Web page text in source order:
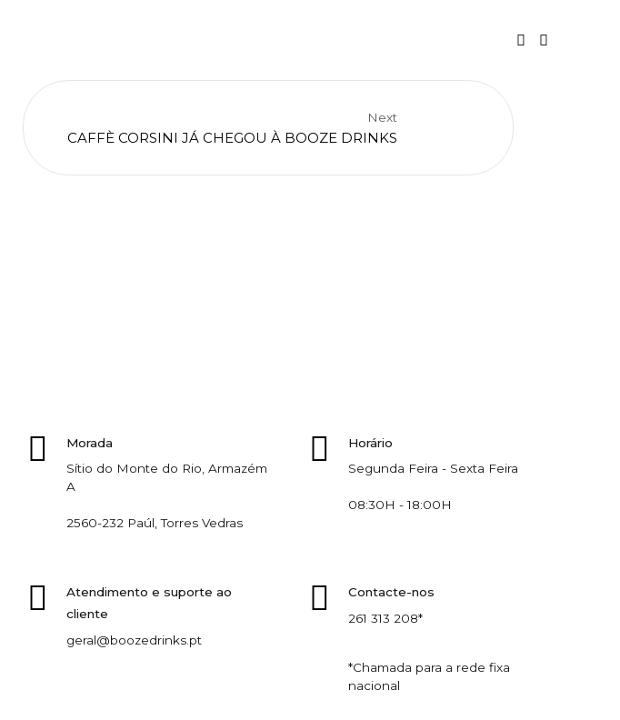
Next
CAFFÈ CORSINI JÁ CHEGOU À BOOZE DRINKS
Morada
Sítio do Monte do Rio, Armazém
A
2560-232 Paúl, Torres Vedras
Atendimento e suporte ao
cliente
geral@boozedrinks.pt
Horário
Segunda Feira - Sexta Feira
08:30H - 18:00H
Contacte-nos
261 313 208*
*Chamada para a rede fixa
nacional